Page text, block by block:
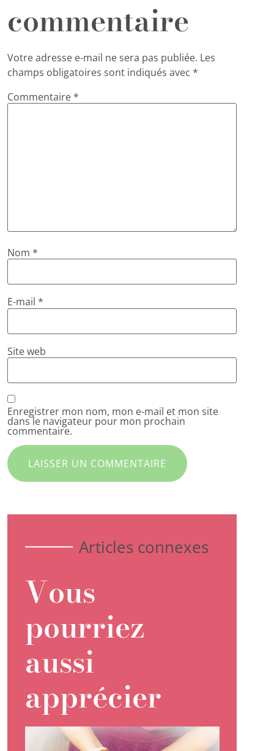
commentaire
Votre adresse e-mail ne sera pas publiée. Les
champs obligatoires sont indiqués avec*
Commentaire*
Nom*
E-mail*
Site web
Enregistrer mon nom, mon e-mail et mon site
dans le navigateur pour mon prochain
commentaire.
Articles connexes
Vous
pourriez
aussi
apprécier